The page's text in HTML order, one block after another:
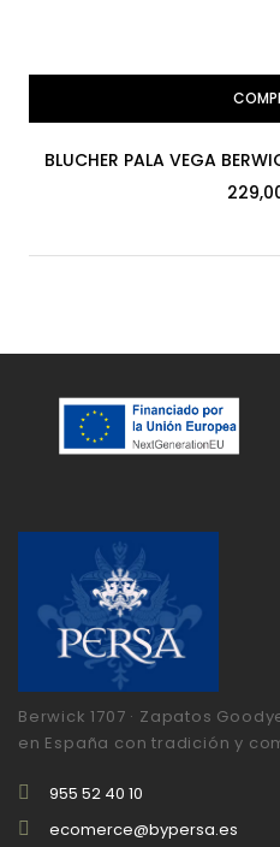
BLUCHER PALA VEGA
COUNTRY
Berwick 1707 · Zapatos
en España con tradición y
955 52 40 10
ecomerce@bypersa.es